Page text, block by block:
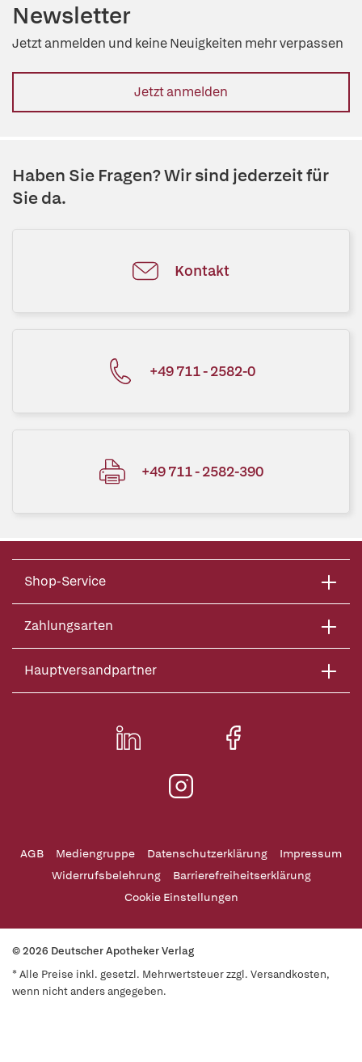
Newsletter
Jetzt anmelden und keine Neuigkeiten mehr verpassen
Jetzt anmelden
Haben Sie Fragen? Wir sind jederzeit für
Sie da.
Kontakt
+49 711 - 2582-0
+49 711 - 2582-390
Shop-Service
Zahlungsarten
Hauptversandpartner
AGB Mediengruppe Datenschutzerklärung
Impressum
Widerrufsbelehrung
Barrierefreiheitserklärung
Cookie Einstellungen
© 2026 Deutscher Apotheker Verlag
* Alle Preise inkl. gesetzl. Mehrwertsteuer zzgl. Versandkosten,
wenn nicht anders angegeben.